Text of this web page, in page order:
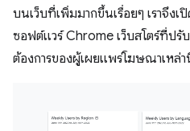
บนเว็บที่เพิ่มมากขึ้นเรื่อยๆ เราจึง
ซอฟต์แวร์ Chrome เว็บสโตร์ที่ปรั
ต้องการของผู้เผยแพร่โฆษณาเหล่า